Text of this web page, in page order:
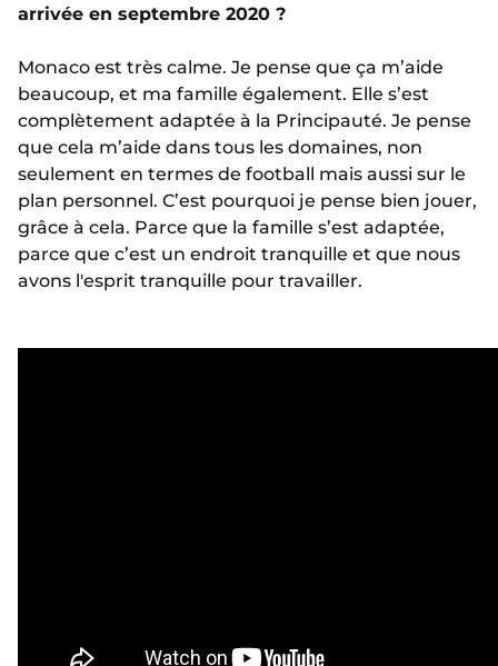
arrivée en septembre 2020 ?
Monaco est très calme. Je pense que ça m’aide
beaucoup, et ma famille également. Elle s’est
complètement adaptée à la Principauté. Je pense
que cela m’aide dans tous les domaines, non
seulement en termes de football mais aussi sur le
plan personnel. C’est pourquoi je pense bien jouer,
grâce à cela. Parce que la famille s’est adaptée,
parce que c’est un endroit tranquille et que nous
avons l'esprit tranquille pour travailler.